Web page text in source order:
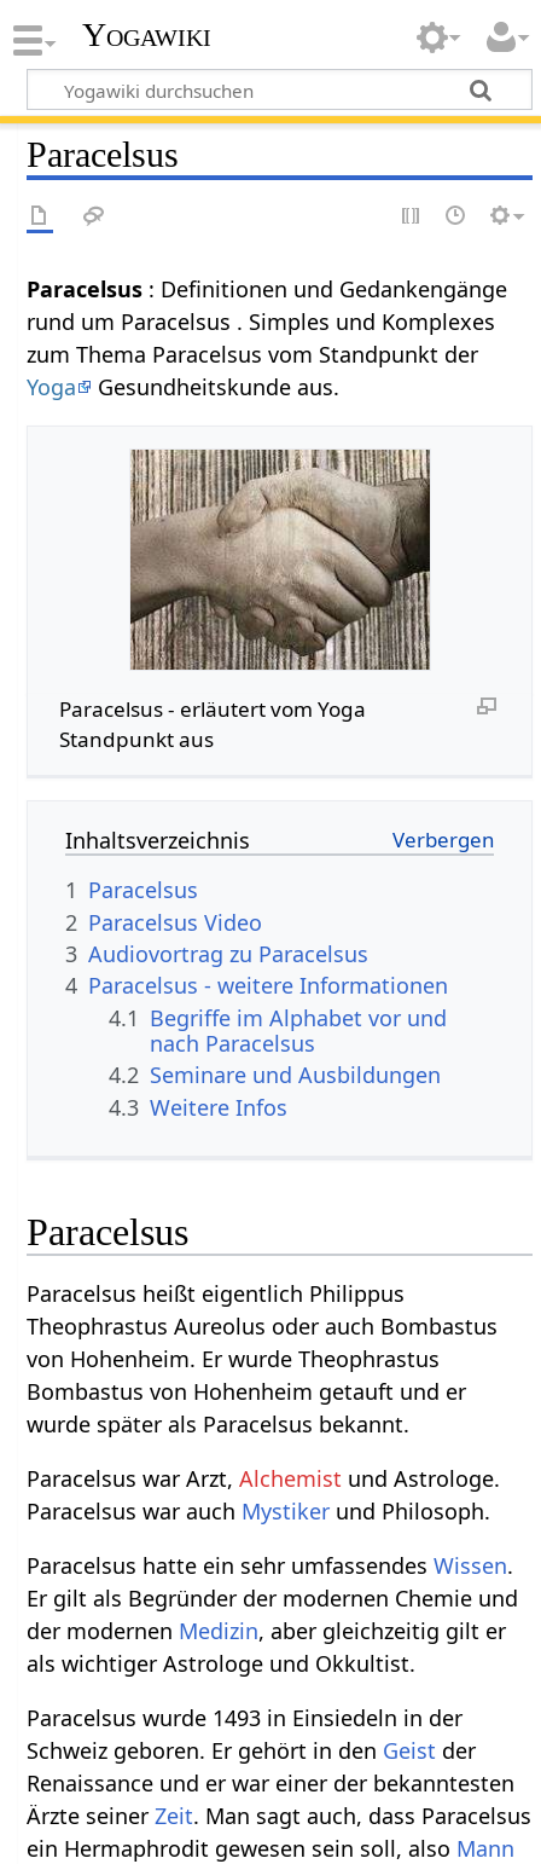
Yogawiki
Paracelsus
Paracelsus : Definitionen und Gedankengänge
rund um Paracelsus . Simples und Komplexes
zum Thema Paracelsus vom Standpunkt der
Yoga
Gesundheitskunde aus.
Paracelsus - erläutert vom Yoga
Standpunkt aus
Inhaltsverzeichnis
1 Paracelsus
2 Paracelsus Video
3 Audiovortrag zu Paracelsus
4 Paracelsus - weitere Informationen
4.1 Begriffe im Alphabet vor und
nach Paracelsus
4.2 Seminare und Ausbildungen
4.3 Weitere Infos
Paracelsus
Paracelsus heißt eigentlich Philippus
Theophrastus Aureolus oder auch Bombastus
von Hohenheim. Er wurde Theophrastus
Bombastus von Hohenheim getauft und er
wurde später als Paracelsus bekannt.
Paracelsus war Arzt,Alchemist und Astrologe.
Paracelsus war auch Mystiker und Philosoph.
Paracelsus hatte ein sehr umfassendesWissen.
Er gilt als Begründer der modernen Chemie und
der modernen Medizin, aber gleichzeitig gilt er
als wichtiger Astrologe und Okkultist.
Paracelsus wurde 1493 in Einsiedeln in der
Schweiz geboren. Er gehört in den Geist der
Renaissance und er war einer der bekanntesten
Ärzte seinerZeit. Man sagt auch, dass Paracelsus
ein Hermaphrodit gewesen sein soll, also Mann